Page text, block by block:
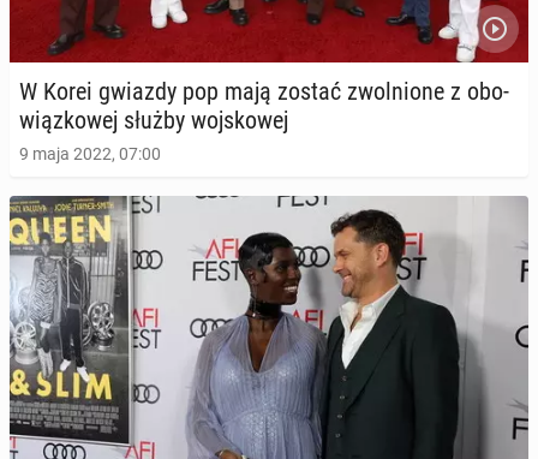
W Korei gwiazdy pop mają zostać zwol­nio­ne z obo­
wiąz­ko­wej służby woj­sko­wej
9 maja 2022, 07:00